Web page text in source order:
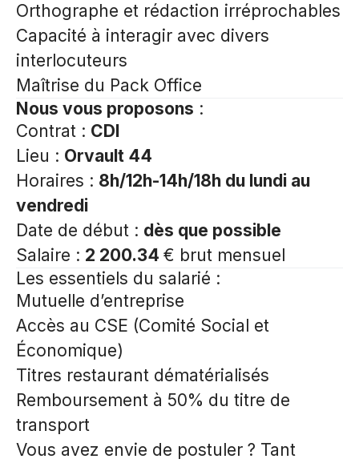
Orthographe et rédaction irréprochables
Capacité à interagir avec divers
interlocuteurs
Maîtrise du Pack Office
Nous vous proposons :
Contrat : CDI
Lieu : Orvault 44
Horaires : 8h/12h-14h/18h du lundi au
vendredi
Date de début : dès que possible
Salaire : 2 200.34 € brut mensuel
Les essentiels du salarié :
Mutuelle d’entreprise
Accès au CSE (Comité Social et
Économique)
Titres restaurant dématérialisés
Remboursement à 50% du titre de
transport
Vous avez envie de postuler ? Tant